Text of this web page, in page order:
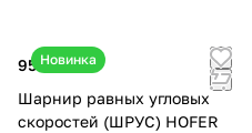
Новинка
950 ₽
Шарнир равных угловых
скоростей (ШРУС) HOFER